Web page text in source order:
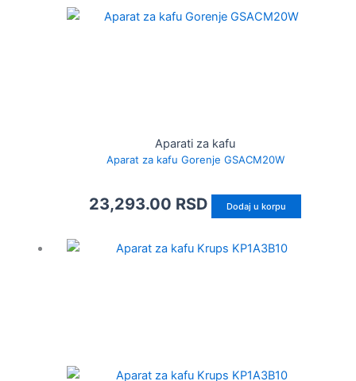
Aparati za kafu
Aparat za kafu Gorenje GSACM20W
23,293.00 RSD Dodaj u korpu